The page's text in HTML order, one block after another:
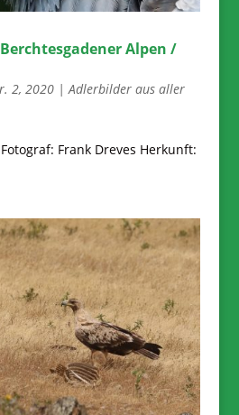
Alpen /
2, 2020|Adlerbilder aus aller
Frank Dreves Herkunft: